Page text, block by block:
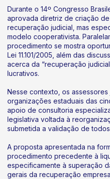
Durante o 14º Congresso
aprovada diretriz de criação
recuperação judicial, mas
modelo cooperativista.
procedimento se mostra
Lei 11.101/2005, além das
acerca da “recuperação
lucrativos.
Nesse contexto, os
organizações estaduais das
apoio de consultoria
legislativa voltada à
submetida a validação de
A proposta apresentada na
procedimento precedente à
especificamente à superação
gerais da recuperação